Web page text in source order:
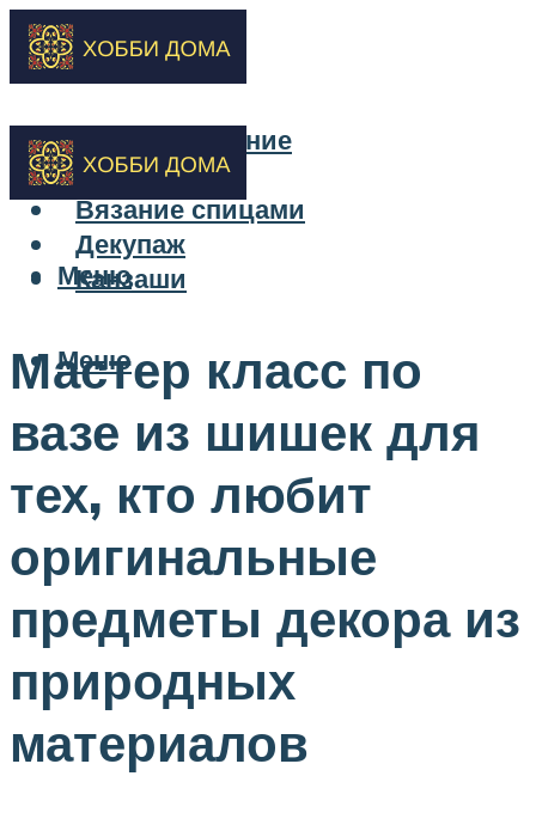
Бисероплетение
Вышивка
Вязание спицами
Декупаж
Канзаши
Меню
Меню
Мастер класс по
вазе из шишек для
тех, кто любит
оригинальные
предметы декора из
природных
материалов